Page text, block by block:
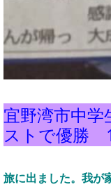
宜野湾市中
ストで優勝
旅に出ました。我が